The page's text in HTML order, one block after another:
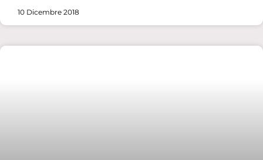
10 Dicembre 2018